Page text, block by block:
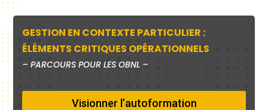
GESTION EN CONTEXTE PARTICULIER :
ÉLÉMENTS CRITIQUES OPÉRATIONNELS
–PARCOURS POUR LES OBNL –
Visionner l’autoformation